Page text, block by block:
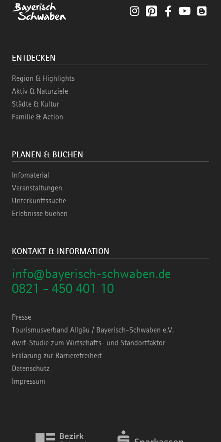
InstagramPinterestFacebookYouTube
ENTDECKEN
Region & Highlights
Aktiv & Naturziele
Städte & Kultur
Familie & Action
PLANEN & BUCHEN
Infomaterial
Veranstaltungen
Unterkunftssuche
Erlebnisse buchen
KONTAKT & INFORMATION
info@bayerisch-schwaben.de
0821 - 450 401 10
Presse
Tourismusverband Allgäu / Bayerisch-Schwaben e.V.
dwif-Studie zum Wirtschafts- und Standortfaktor
Erklärung zur Barrierefreiheit
Datenschutz
Impressum